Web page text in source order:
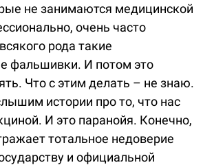
не занимаются медицинской
очень часто
рода такие
фальшивки. И потом это
Что с этим делать – не знаю.
истории про то, что нас
И это паранойя. Конечно,
тотальное недоверие
и официальной